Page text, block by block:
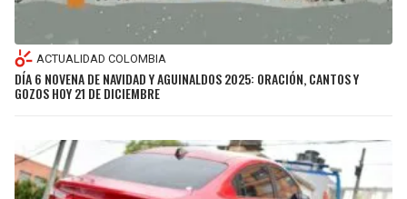
ACTUALIDAD COLOMBIA
DÍA 6 NOVENA DE NAVIDAD Y AGUINALDOS 2025: ORACIÓN, CANTOS Y
GOZOS HOY 21 DE DICIEMBRE